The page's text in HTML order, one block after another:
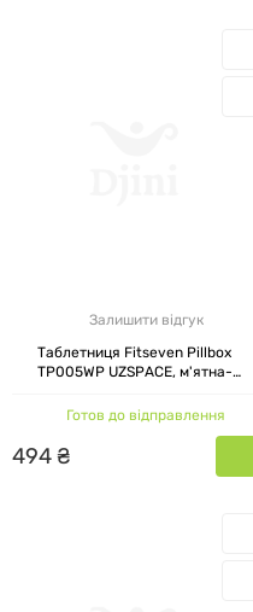
Залишити відгук
Таблетниця Fitseven Pillbox
TP005WP UZSPACE, м'ятна-
Готов до відправлення
494₴